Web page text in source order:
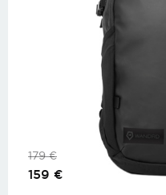
179€
159 €